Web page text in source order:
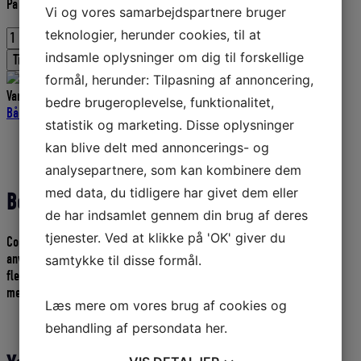
pris
var:
696,00 DKK.
pris
er:
591,60 DKK.
På lager
COELAN
COATING
MAT
750ML
antal
Tilføj til kurv
Varenummer (SKU):LANKT45543001 Kategorier:Maling-Coelan
Bådudstyr , Maling-Epifanes Epifanes Lak
Maling og lak
Beskrivelse
Yderligere information
Beskrivelse
Coelan Coating Mat Lak 750ml – Tysk produceret hård lak, kan
anvendes på både træ og glasfiber over vandlinjen. – Hvis du ønsker
flere lag, så skal du bruge den klare lak til at opbygge og så slutte af
med denne matte udgave af lakken.
Vi og vores samarbejdspartnere bruger
teknologier, herunder cookies, til at
indsamle oplysninger om dig til forskellige
formål, herunder: Tilpasning af annoncering,
bedre brugeroplevelse, funktionalitet,
statistik og marketing. Disse oplysninger
kan blive delt med annoncerings- og
analysepartnere, som kan kombinere dem
med data, du tidligere har givet dem eller
de har indsamlet gennem din brug af deres
tjenester. Ved at klikke på 'OK' giver du
samtykke til disse formål.
Læs mere om vores brug af cookies og
behandling af persondata her.